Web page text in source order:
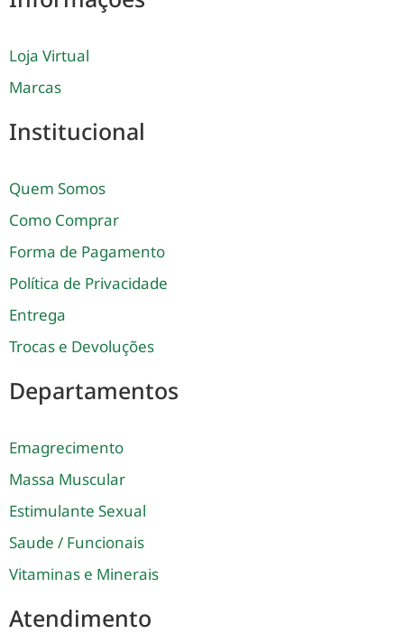
Loja Virtual
Marcas
Institucional
Quem Somos
Como Comprar
Forma de Pagamento
Política de Privacidade
Entrega
Trocas e Devoluções
Departamentos
Emagrecimento
Massa Muscular
Estimulante Sexual
Saude / Funcionais
Vitaminas e Minerais
Atendimento